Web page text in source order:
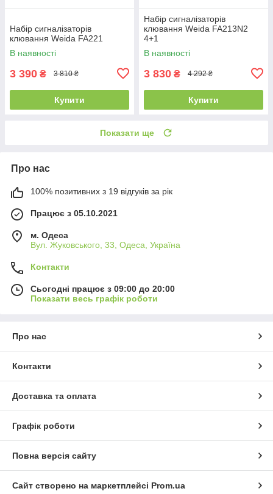
Набір сигналізаторів
клювання Weida FA221
В наявності
3 390 ₴ 3 810 ₴
Купити
Набір сигналізаторів
клювання Weida FA213N2
4+1
В наявності
3 830 ₴ 4 292 ₴
Купити
Показати ще
Про нас
100% позитивних з 19 відгуків за рік
Працює з 05.10.2021
м. Одеса
Вул. Жуковського, 33, Одеса, Україна
Контакти
Сьогодні працює з 09:00 до 20:00
Показати весь графік роботи
Про нас
Контакти
Доставка та оплата
Графік роботи
Повна версія сайту
Сайт створено на маркетплейсі Prom.ua